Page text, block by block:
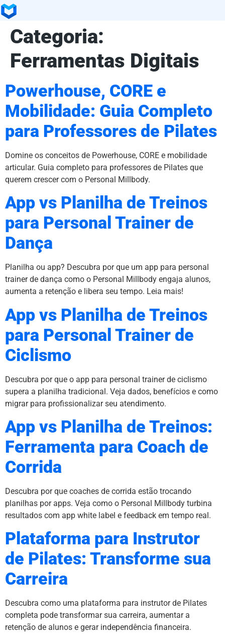
Categoria:
Ferramentas Digitais
Powerhouse, CORE e
Mobilidade: Guia Completo
para Professores de Pilates
Domine os conceitos de Powerhouse, CORE e mobilidade
articular. Guia completo para professores de Pilates que
querem crescer com o Personal Millbody.
App vs Planilha de Treinos
para Personal Trainer de
Dança
Planilha ou app? Descubra por que um app para personal
trainer de dança como o Personal Millbody engaja alunos,
aumenta a retenção e libera seu tempo. Leia mais!
App vs Planilha de Treinos
para Personal Trainer de
Ciclismo
Descubra por que o app para personal trainer de ciclismo
supera a planilha tradicional. Veja dados, benefícios e como
migrar para profissionalizar seu atendimento.
App vs Planilha de Treinos:
Ferramenta para Coach de
Corrida
Descubra por que coaches de corrida estão trocando
planilhas por apps. Veja como o Personal Millbody turbina
resultados com app white label e feedback em tempo real.
Plataforma para Instrutor
de Pilates: Transforme sua
Carreira
Descubra como uma plataforma para instrutor de Pilates
completa pode transformar sua carreira, aumentar a
retenção de alunos e gerar independência financeira.